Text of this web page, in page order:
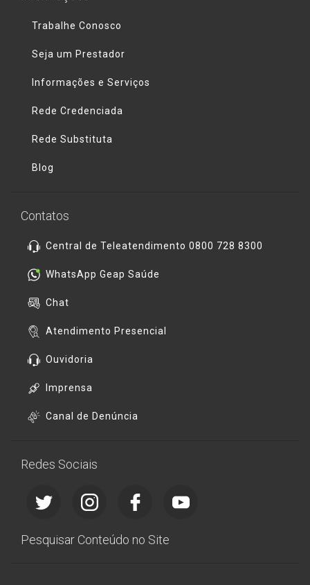
Trabalhe Conosco
Seja um Prestador
Informações e Serviços
Rede Credenciada
Rede Substituta
Blog
Contatos
Central de Teleatendimento 0800 728 8300
WhatsApp Geap Saúde
Chat
Atendimento Presencial
Ouvidoria
Imprensa
Canal de Denúncia
Redes Sociais
Pesquisar Conteúdo no Site